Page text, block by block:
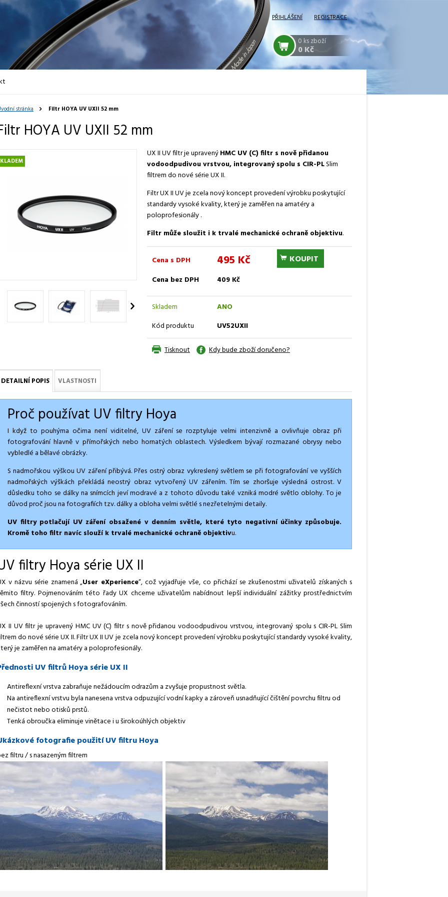
stránka Filtr HOYA UV UXII 52 mm
HOYA UV UXII 52 mm
UX II UV filtr je upravenýHMC UV (C) filtr s nově přidanou
vodoodpudivou vrstvou, integrovaný spolu s CIR-PLSlim
filtrem do nové série UX II.
Filtr UX II UV je zcela nový koncept provedení výrobku poskytující
standardy vysoké kvality, který je zaměřen na amatéry a
poloprofesionály .
Filtr může sloužit i k trvalé mechanické ochraně objektivu.
Cena s DPH 495 Kč KOUPIT
Cena bez DPH 409 Kč
Skladem
ANO
Kód produktu
UV52UXII
Tisknout Kdy bude zboží doručeno?
DETAILNÍ POPIS VLASTNOSTI
Proč používat UV filtry Hoya
I když to pouhýma očima není viditelné, UV záření se rozptyluje velmi intenzivně a ovlivňuje obraz při
fotografování hlavně v přímořských nebo hornatých oblastech. Výsledkem bývají rozmazané obrysy nebo
vybledlé a bělavé obrázky.
S nadmořskou výškou UV záření přibývá. Přes ostrý obraz vykreslený světlem se při fotografování ve vyšších
nadmořských výškách překládá neostrý obraz vytvořený UV zářením. Tím se zhoršuje výsledná ostrost. V
důsledku toho se dálky na snímcích jeví modravé a z tohoto důvodu také vzniká modré světlo oblohy. To je
důvod proč jsou na fotografiích tzv. dálky a obloha velmi světlé s nezřetelnými detaily.
UV filtry potlačují UV záření obsažené v denním světle, které tyto negativní účinky způsobuje.
Kromě toho filtr navíc slouží k trvalé mechanické ochraně objektivu.
filtry Hoya série UX II
v názvu série znamená „User eXperience“, což vyjadřuje vše, co přichází se zkušenostmi uživatelů získaných s
filtry. Pojmenováním této řady UX chceme uživatelům nabídnout lepší individuální zážitky prostřednictvím
činností spojených s fotografováním.
II UV filtr je upravený HMC UV (C) filtr s nově přidanou vodoodpudivou vrstvou, integrovaný spolu s CIR-PL Slim
do nové série UX II. Filtr UX II UV je zcela nový koncept provedení výrobku poskytující standardy vysoké kvality,
je zaměřen na amatéry a poloprofesionály.
UV filtrů Hoya série UX II
Antireflexní vrstva zabraňuje nežádoucím odrazům a zvyšuje propustnost světla.
Na antireflexní vrstvu byla nanesena vrstva odpuzující vodní kapky a zároveň usnadňující čištění povrchu filtru od
nečistot nebo otisků prstů.
Tenká obroučka eliminuje vinětace i u širokoúhlých objektiv
fotografie použití UV filtru Hoya
filtru / s nasazeným filtrem
PŘIHLÁŠENÍ REGISTRACE
0 ks zboží
0 Kč